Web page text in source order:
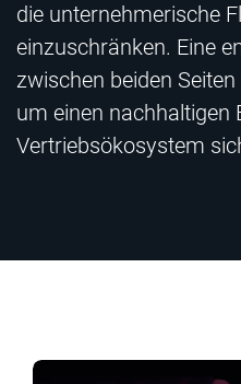
die unternehmerische
einzuschränken. Eine
zwischen beiden
um einen nachhaltigen
Vertriebsökosystem